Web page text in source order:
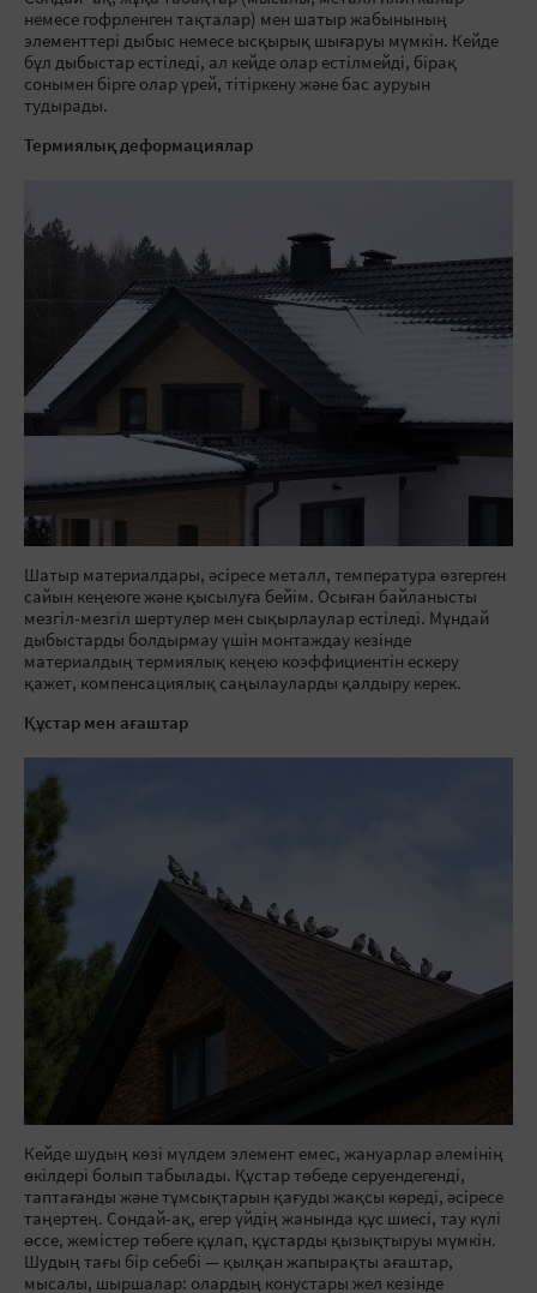
немесе гофрленген тақталар) мен шатыр жабынының
элементтері дыбыс немесе ысқырық шығаруы мүмкін. Кейде
бұл дыбыстар естіледі, ал кейде олар естілмейді, бірақ
сонымен бірге олар үрей, тітіркену және бас ауруын
тудырады.
Термиялық деформациялар
Шатыр материалдары, әсіресе металл, температура өзгерген
сайын кеңеюге және қысылуға бейім. Осыған байланысты
мезгіл-мезгіл шертулер мен сықырлаулар естіледі. Мұндай
дыбыстарды болдырмау үшін монтаждау кезінде
материалдың термиялық кеңею коэффициентін ескеру
қажет, компенсациялық саңылауларды қалдыру керек.
Құстар мен ағаштар
Кейде шудың көзі мүлдем элемент емес, жануарлар әлемінің
өкілдері болып табылады. Құстар төбеде серуендегенді,
таптағанды және тұмсықтарын қағуды жақсы көреді, әсіресе
таңертең. Сондай-ақ, егер үйдің жанында құс шиесі, тау күлі
өссе, жемістер төбеге құлап, құстарды қызықтыруы мүмкін.
Шудың тағы бір себебі — қылқан жапырақты ағаштар,
мысалы, шыршалар: олардың конустары жел кезінде